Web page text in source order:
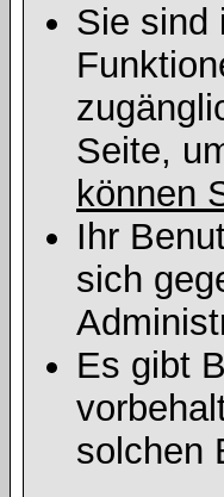
Sie sind
Seite,
können
Ihr
sich
Es gibt
solchen